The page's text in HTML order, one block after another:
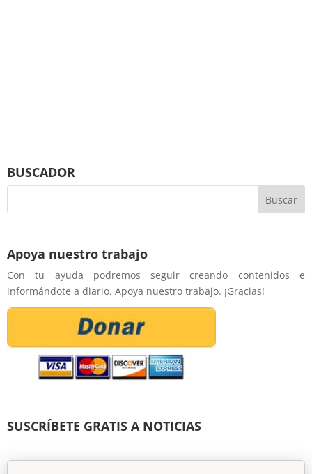
BUSCADOR
Apoya nuestro trabajo
Con tu ayuda podremos seguir creando contenidos e
informándote a diario. Apoya nuestro trabajo. ¡Gracias!
SUSCRÍBETE GRATIS A NOTICIAS